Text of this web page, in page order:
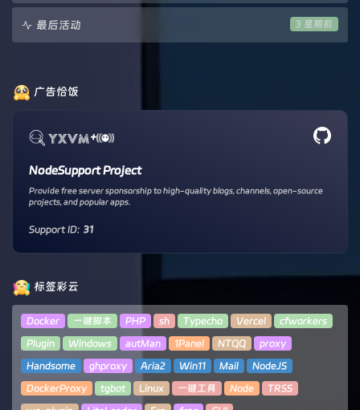
3 星期前
最后活动
广告恰饭
+
NodeSupport Project
Provide free server sponsorship to high-quality blogs, channels, open-source
projects, and popular apps.
Support ID: 31
标签彩云
Docker 一键脚本 PHP sh Typecho Vercel
cfworkers
Plugin
Windows autMan 1Panel NTQQ
proxy
Handsome
ghproxy Aria2 Win11 Mail
NodeJS
DockerProxy
tgbot Linux 一键工具 Node
TRSS